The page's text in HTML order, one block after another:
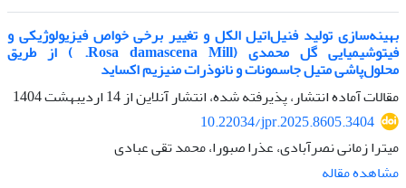
بهینه‌سازی تولید فنیل‌اتیل الکل و تغییر برخی خواص فیزیولوژیکی و
فیتوشیمیایی گل محمدی (Rosa damascena Mill. ) از طریق
محلول‌پاشی متیل جاسمونات و نانوذرات منیزیم اکساید
مقالات آماده انتشار، پذیرفته شده، انتشار آنلاین از14 اردیبهشت 1404
10.22034/jpr.2025.8605.3404
میترا زمانی نصرآبادی، عذرا صبورا، محمد تقی عبادی
مشاهده مقاله